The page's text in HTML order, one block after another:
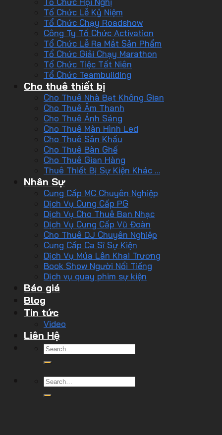
Tổ Chức Lễ Kỷ Niệm
Tổ Chức Chạy Roadshow
Công Ty Tổ Chức Activation
Tổ Chức Lễ Ra Mắt Sản Phẩm
Tổ Chức Giải Chạy Marathon
Tổ Chức Tiệc Tất Niên
Tổ Chức Teambuilding
Cho thuê thiết bị
Cho Thuê Nhà Bạt Không Gian
Cho Thuê Âm Thanh
Cho Thuê Ánh Sáng
Cho Thuê Màn Hình Led
Cho Thuê Sân Khấu
Cho Thuê Bàn Ghế
Cho Thuê Gian Hàng
Thuê Thiết Bị Sự Kiện Khác …
Nhân Sự
Cung Cấp MC Chuyên Nghiệp
Dịch Vụ Cung Cấp PG
Dịch Vụ Cho Thuê Ban Nhạc
Dịch Vụ Cung Cấp Vũ Đoàn
Cho Thuê DJ Chuyên Nghiệp
Cung Cấp Ca Sĩ Sự Kiện
Dịch Vụ Múa Lân Khai Trương
Book Show Người Nổi Tiếng
Dịch vụ quay phim sự kiện
Báo giá
Blog
Tin tức
Video
Liên Hệ